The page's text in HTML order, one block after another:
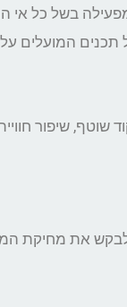
בשל כל
תכנים המועלים
את מחיקת